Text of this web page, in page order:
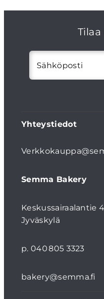
Sähköposti
Yhteystiedot
Semma Bakery
Keskussairaalantie
Jyväskylä
p. 040 805 3323
bakery@semma.fi